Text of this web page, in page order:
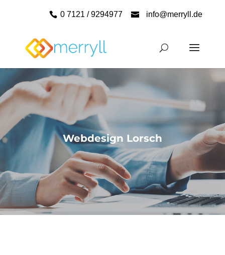
0 7121 / 9294977 info@merryll.de
Webdesign Lorsch